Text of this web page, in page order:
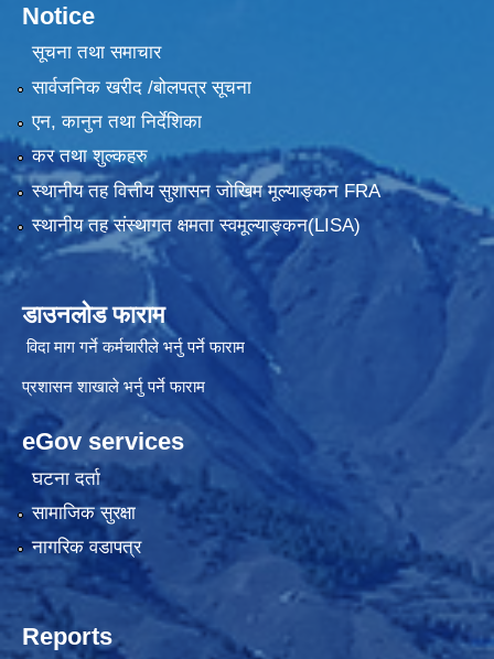
Notice
सूचना तथा समाचार
सार्वजनिक खरीद /बोलपत्र सूचना
एन, कानुन तथा निर्देशिका
कर तथा शुल्कहरु
स्थानीय तह वित्तीय सुशासन जोखिम मूल्याङ्कन FRA
स्थानीय तह संस्थागत क्षमता स्वमूल्याङ्कन(LISA)
डाउनलोड फाराम
विदा माग गर्ने कर्मचारीले भर्नु पर्ने फाराम
प्रशासन शाखाले भर्नु पर्ने फाराम
eGov services
घटना दर्ता
सामाजिक सुरक्षा
नागरिक वडापत्र
Reports